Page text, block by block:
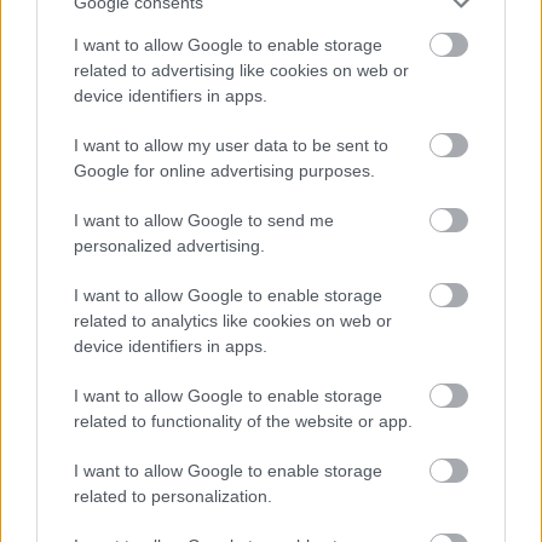
I want to allow Google to enable storage
related to advertising like cookies on web or
device identifiers in apps.
I want to allow my user data to be sent to
Google for online advertising purposes.
I want to allow Google to send me
personalized advertising.
I want to allow Google to enable storage
related to analytics like cookies on web or
device identifiers in apps.
I want to allow Google to enable storage
related to functionality of the website or app.
I want to allow Google to enable storage
related to personalization.
Trvalky, ktoré znesú
sucho a teplo? Tieto
ktoré slnko svieti celý
Nemusí to byť len
krások, ktoré rozžiaria
vašu záhradu
ochabnuté izbové
rastliny? Pravda vás
nakladačiek: Ako ich